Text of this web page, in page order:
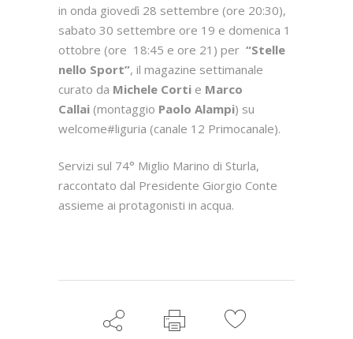
in onda giovedì 28 settembre (ore 20:30),
sabato 30 settembre ore 19 e domenica 1
ottobre (ore 18:45 e ore 21) per “Stelle
nello Sport”, il magazine settimanale
curato da Michele Corti e Marco
Callai (montaggio Paolo Alampi) su
welcome#liguria (canale 12 Primocanale).
Servizi sul 74° Miglio Marino di Sturla,
raccontato dal Presidente Giorgio Conte
assieme ai protagonisti in acqua.